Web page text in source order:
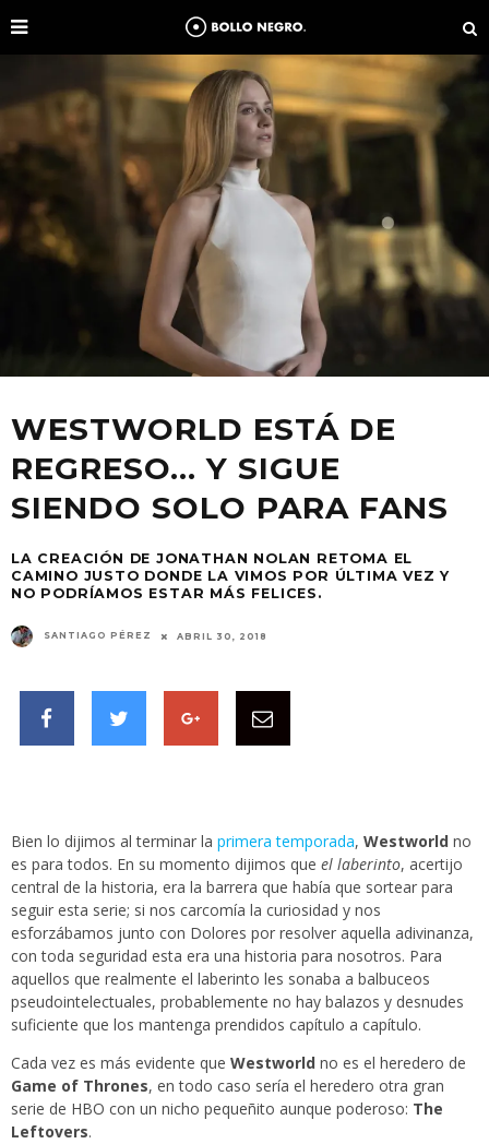
WESTWORLD ESTÁ DE
REGRESO… Y SIGUE
SIENDO SOLO PARA FANS
LA CREACIÓN DE JONATHAN NOLAN RETOMA EL
CAMINO JUSTO DONDE LA VIMOS POR ÚLTIMA VEZ Y
NO PODRÍAMOS ESTAR MÁS FELICES.
SANTIAGO PÉREZ ABRIL 30, 2018
Bien lo dijimos al terminar la primera temporada, Westworld no
es para todos. En su momento dijimos que el laberinto, acertijo
central de la historia, era la barrera que había que sortear para
seguir esta serie; si nos carcomía la curiosidad y nos
esforzábamos junto con Dolores por resolver aquella adivinanza,
con toda seguridad esta era una historia para nosotros. Para
aquellos que realmente el laberinto les sonaba a balbuceos
pseudointelectuales, probablemente no hay balazos y desnudes
suficiente que los mantenga prendidos capítulo a capítulo.
Cada vez es más evidente que Westworld no es el heredero de
Game of Thrones, en todo caso sería el heredero otra gran
serie de HBO con un nicho pequeñito aunque poderoso: The
Leftovers.